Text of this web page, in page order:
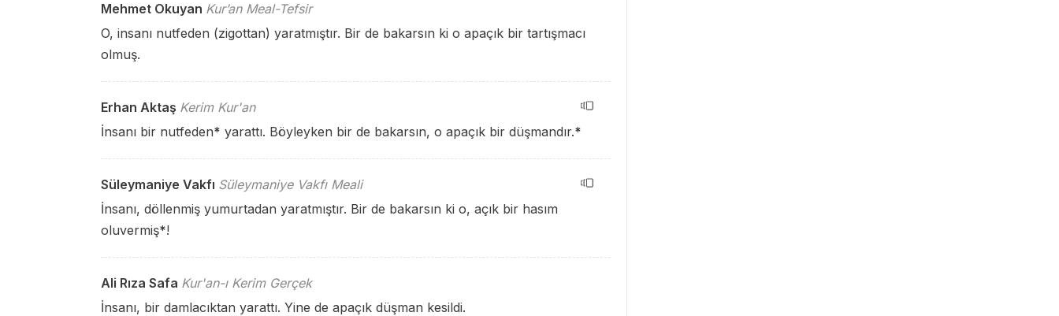
Mehmet Okuyan Kur’an Meal-Tefsir
O, insanı nutfeden (zigottan) yaratmıştır. Bir de bakarsın ki o apaçık bir tartışmacı
olmuş.
Erhan Aktaş Kerim Kur'an
İnsanı bir nutfeden* yarattı. Böyleyken bir de bakarsın, o apaçık bir düşmandır.*
Süleymaniye Vakfı Süleymaniye Vakfı Meali
İnsanı, döllenmiş yumurtadan yaratmıştır. Bir de bakarsın ki o, açık bir hasım
oluvermiş*!
Ali Rıza Safa Kur'an-ı Kerim Gerçek
İnsanı, bir damlacıktan yarattı. Yine de apaçık düşman kesildi.